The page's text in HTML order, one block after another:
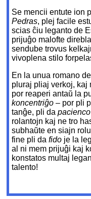
Se mencii entute ion
Pedras, plej facile
scias ĉiu leganto de
prijuĝo malofte
sendube trovus
vivoplena stilo
En la unua romano
pluraj pliaj verkoj, kaj
por reaperi antaŭ la
koncentriĝo – por pli
tanĝe, pli dapacienco
rolantojn kaj ne tro
subhaŭte en siajn
fine pli dafido je la
al ni mem prijuĝi kaj
konstatos multaj
talento!